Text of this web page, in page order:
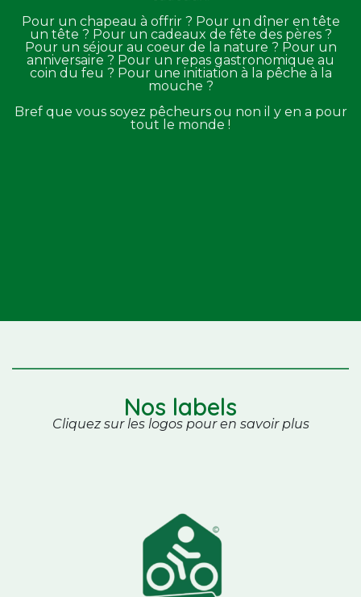
Pour un chapeau à offrir ? Pour un dîner en tête
un tête ? Pour un cadeaux de fête des pères ?
Pour un séjour au coeur de la nature ? Pour un
anniversaire ? Pour un repas gastronomique au
coin du feu ? Pour une initiation à la pêche à la
mouche ?
Bref que vous soyez pêcheurs ou non il y en a pour
tout le monde !
Nos labels
Cliquez sur les logos pour en savoir plus